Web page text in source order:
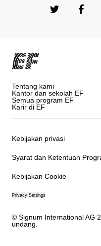
Tentang kami
Kantor dan sekolah EF
Semua program EF
Karir di EF
Kebijakan privasi
Syarat dan Ketentuan
Kebijakan Cookie
Privacy Settings
© Signum International AG
undang.